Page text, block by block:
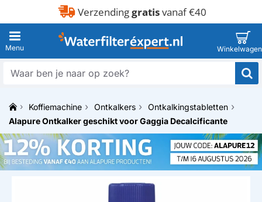
Verzendinggratisvanaf €40
Waar
naar
oph
m
e
Koffiemachine Ontkalkers
Ontkalkingstabletten
Alapure Ontkalker geschikt voor Gaggia Decalcificante